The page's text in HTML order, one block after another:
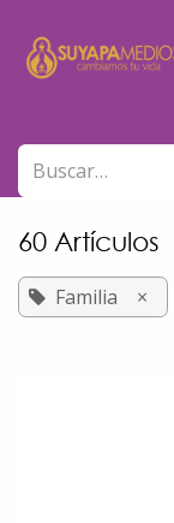
60 Artículos
Familia ×